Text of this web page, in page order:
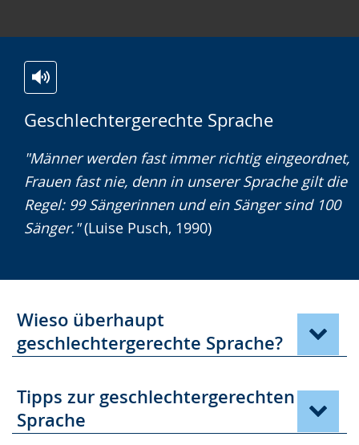
Geschlechtergerechte Sprache
Leichten
Sprache
wechseln.
Audio-
Unterstützung.
Video
in
Deutscher
Gebärdensprache
wird
angezeigt.
"Männer werden fast immer richtig eingeordnet,
Frauen fast nie, denn in unserer Sprache gilt die
Regel: 99 Sängerinnen und ein Sänger sind 100
Sänger."(Luise Pusch, 1990)
Wieso überhaupt
geschlechtergerechte Sprache?
Tipps zur geschlechtergerechten
Sprache